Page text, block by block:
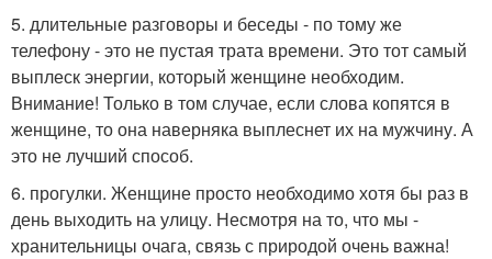
5. длительные разговоры и беседы - по тому же
телефону - это не пустая трата времени. Это тот самый
выплеск энергии, который женщине необходим.
Внимание! Только в том случае, если слова копятся в
женщине, то она наверняка выплеснет их на мужчину. А
это не лучший способ.
6. прогулки. Женщине просто необходимо хотя бы раз в
день выходить на улицу. Несмотря на то, что мы -
хранительницы очага, связь с природой очень важна!